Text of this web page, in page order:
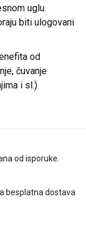
uglu.
biti ulogovani
od
čuvanje
i sl.)
od isporuke.
besplatna dostava